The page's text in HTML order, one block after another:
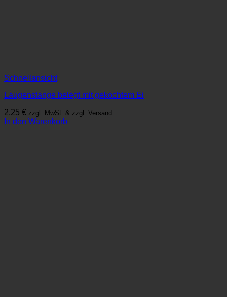
Schnellansicht
Laugenstange belegt mit gekochtem Ei
2,25 € zzgl. MwSt. & zzgl. Versand.
In den Warenkorb